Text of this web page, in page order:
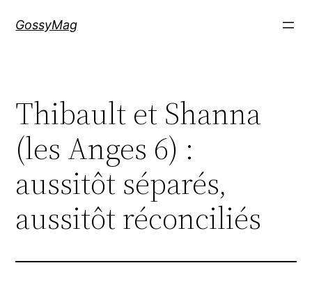
GossyMag
Thibault et Shanna
(les Anges 6) :
aussitôt séparés,
aussitôt réconciliés